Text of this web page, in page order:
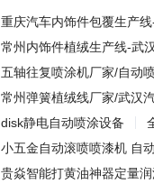
重庆汽车内饰件包覆生产
常州内饰件植绒生产线-武
五轴往复喷涂机厂家/自动
常州弹簧植绒线厂家/武汉
disk静电自动喷涂设备
小五金自动滚喷喷漆机 自
贵焱智能打黄油神器定量